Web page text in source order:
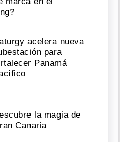
acelera nueva
para
Panamá
la magia de
Canaria